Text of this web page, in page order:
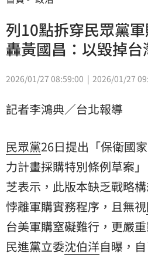
列10點拆穿民眾黨
轟黃國昌：以毀掉
2026/01/27 08:59:00 2026/01/27
記者李鴻典／台北報導
民眾黨26日提出「保衛國
力計畫採購特別條例草案
芝表示，此版本缺乏戰略
悖離軍購實務程序，且無視
台美軍購窒礙難行，更嚴
民進黨立委沈伯洋自曝，